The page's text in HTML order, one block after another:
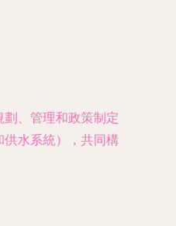
、管理和政策制定
水系統），共同構